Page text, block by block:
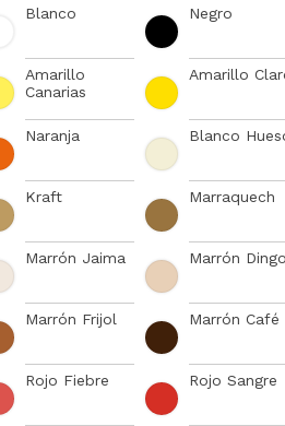
Blanco Negro
Amarillo
Canarias
Amarillo
Naranja Blanco
Kraft Marraquech
Marrón Jaima Marrón Dingo
Marrón Frijol Marrón Café
Rojo Fiebre Rojo Sangre